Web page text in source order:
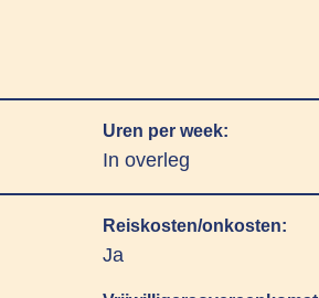
Uren per week:
In overleg
Reiskosten/onkosten:
Ja